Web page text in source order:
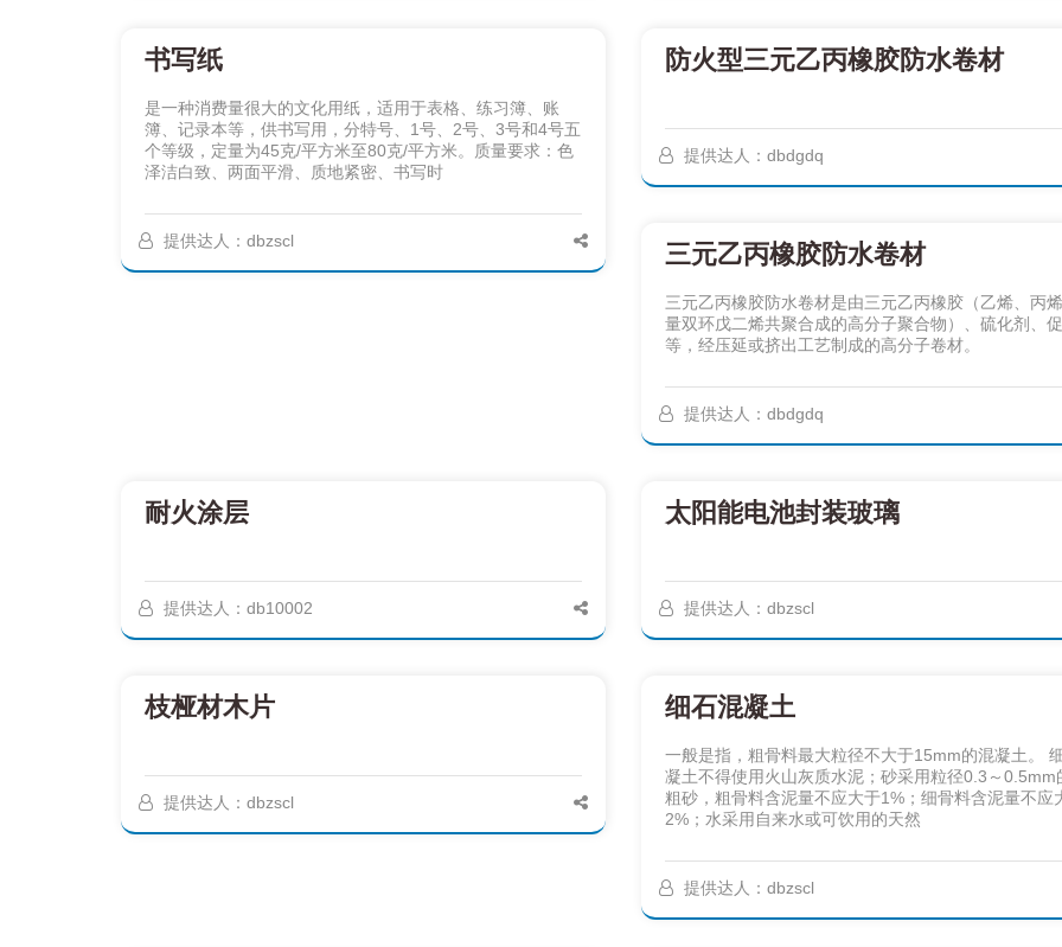
书写纸
是一种消费量很大的文化用纸，适用于表格、练习簿、账
簿、记录本等，供书写用，分特号、1号、2号、3号和4号五
个等级，定量为45克/平方米至80克/平方米。质量要求：色
泽洁白致、两面平滑、质地紧密、书写时
提供达人：dbzscl
防火型三元乙丙橡胶防水卷材
提供达人：dbdgdq
三元乙丙橡胶防水卷材
三元乙丙橡胶防水卷材是由三元乙丙橡胶（乙烯、丙
量双环戊二烯共聚合成的高分子聚合物）、硫化剂、
等，经压延或挤出工艺制成的高分子卷材。
提供达人：dbdgdq
耐火涂层
提供达人：db10002
太阳能电池封装玻璃
提供达人：dbzscl
枝桠材木片
提供达人：dbzscl
细石混凝土
一般是指，粗骨料最大粒径不大于15mm的混凝土。
凝土不得使用火山灰质水泥；砂采用粒径0.3～0.5mm
粗砂，粗骨料含泥量不应大于1%；细骨料含泥量不应
2%；水采用自来水或可饮用的天然
提供达人：dbzscl